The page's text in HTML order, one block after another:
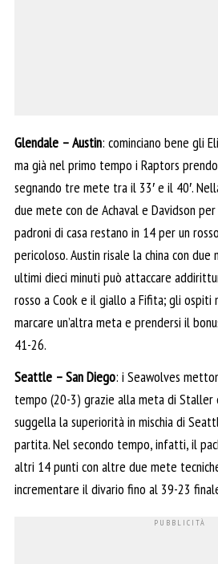
Glendale – Austin: cominciano bene gli
ma già nel primo tempo i Raptors
segnando tre mete tra il 33′ e il 40′.
due mete con de Achaval e Davidson
padroni di casa restano in 14 per un
pericoloso. Austin risale la china con
ultimi dieci minuti può attaccare
rosso a Cook e il giallo a Fifita; gli
marcare un’altra meta e prendersi il
41-26.
Seattle – San Diego: i Seawolves
tempo (20-3) grazie alla meta di Staller
suggella la superiorità in mischia di
partita. Nel secondo tempo, infatti, il
altri 14 punti con altre due mete
incrementare il divario fino al 39-23